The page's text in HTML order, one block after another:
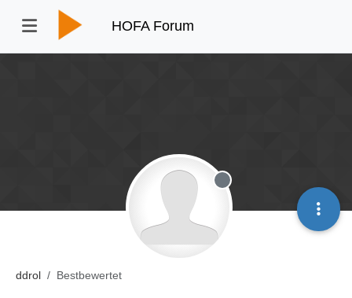
HOFA Forum
ddrol Bestbewertet
Offline